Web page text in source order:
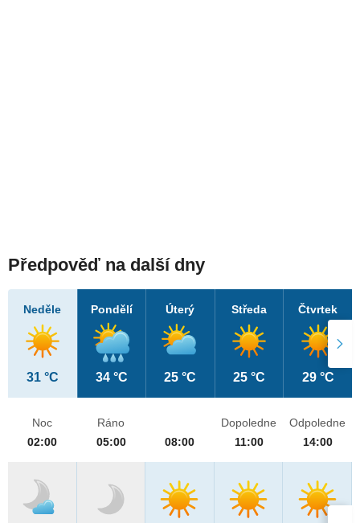
Předpověď na další dny
Neděle
31 °C
Pondělí
34 °C
Úterý
25 °C
Středa
25 °C
Čtvrtek
29 °C
Noc
02:00
Ráno
05:00
08:00
Dopoledne
11:00
Odpoledne
14:00